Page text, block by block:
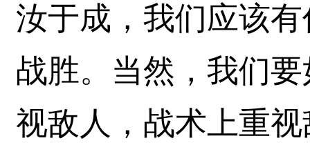
汝于成，我们应该
战胜。当然，我们
视敌人，战术上重